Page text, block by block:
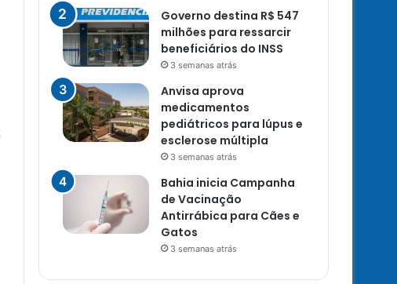
Governo destina R$ 547
milhões para ressarcir
beneficiários do INSS
3 semanas atrás
Anvisa aprova
medicamentos
pediátricos para lúpus e
esclerose múltipla
3 semanas atrás
Bahia inicia Campanha
de Vacinação
Antirrábica para Cães e
Gatos
3 semanas atrás